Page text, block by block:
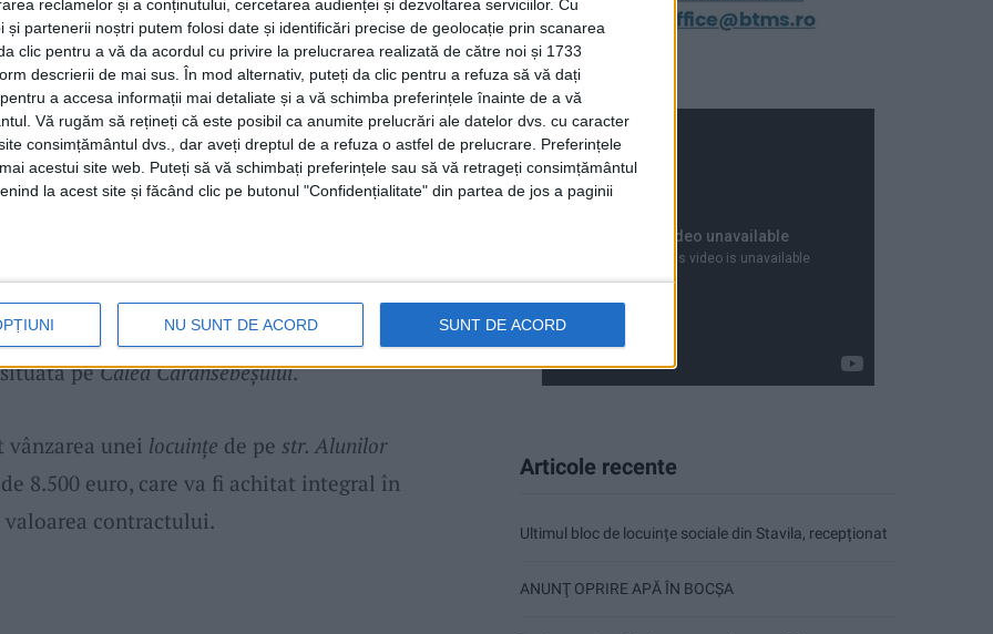
reclamelor și a conținutului, cercetarea audienței și dezvoltarea serviciilor. Cu
și partenerii noștri putem folosi date și identificări precise de geolocație prin scanarea
clic pentru a vă da acordul cu privire la prelucrarea realizată de către noi și 1733
descrierii de mai sus. În mod alternativ, puteți da clic pentru a refuza să vă dați
a accesa informații mai detaliate și a vă schimba preferințele înainte de a vă
Vă rugăm să rețineți că este posibil ca anumite prelucrări ale datelor dvs. cu caracter
consimțământul dvs., dar aveți dreptul de a refuza o astfel de prelucrare. Preferințele
acestui site web. Puteți să vă schimbați preferințele sau să vă retrageți consimțământul
la acest site și făcând clic pe butonul "Confidențialitate" din partea de jos a paginii
NU SUNT DE ACORD SUNT DE ACORD
mai mari fiind unul de 324 mp în
Domanului. A mai fost aprobată
învecinate totalizând 28.184 mp, precum
însumând 10.740 mp, cele mai mari
mp în 2 loturi, de 3.580 mp și 1.155 mp),
municipiului
a unei identificări eronate, a fost
unei suprafețe deteren
peCalea Caransebeșului.
unei locuințe de pe str. Alunilor
8.500 euro, care va fi achitat integral în
contractului.
Articole recente
Ultimul bloc de locuințe sociale din Stavila, recepționat
ANUNŢ OPRIRE APĂ ÎN BOCȘA